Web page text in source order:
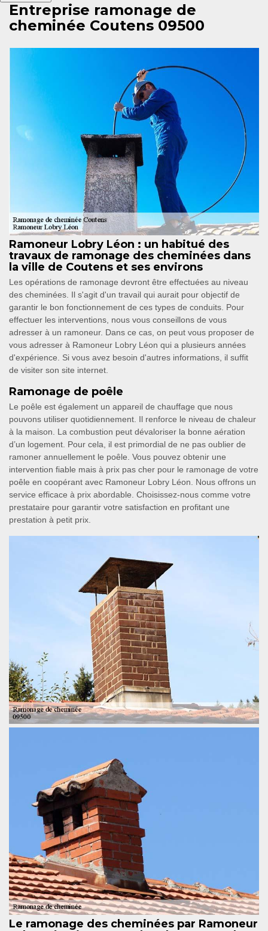
Entreprise ramonage de
cheminée Coutens 09500
Ramoneur Lobry Léon : un habitué des
travaux de ramonage des cheminées dans
la ville de Coutens et ses environs
Les opérations de ramonage devront être effectuées au niveau
des cheminées. Il s'agit d'un travail qui aurait pour objectif de
garantir le bon fonctionnement de ces types de conduits. Pour
effectuer les interventions, nous vous conseillons de vous
adresser à un ramoneur. Dans ce cas, on peut vous proposer de
vous adresser à Ramoneur Lobry Léon qui a plusieurs années
d'expérience. Si vous avez besoin d'autres informations, il suffit
de visiter son site internet.
Ramonage de poêle
Le poêle est également un appareil de chauffage que nous
pouvons utiliser quotidiennement. Il renforce le niveau de chaleur
à la maison. La combustion peut dévaloriser la bonne aération
d’un logement. Pour cela, il est primordial de ne pas oublier de
ramoner annuellement le poêle. Vous pouvez obtenir une
intervention fiable mais à prix pas cher pour le ramonage de votre
poêle en coopérant avec Ramoneur Lobry Léon. Nous offrons un
service efficace à prix abordable. Choisissez-nous comme votre
prestataire pour garantir votre satisfaction en profitant une
prestation à petit prix.
Le ramonage des cheminées par Ramoneur